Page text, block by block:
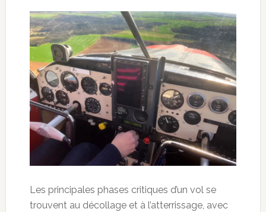
Les principales phases critiques d’un vol se
trouvent au décollage et à l’atterrissage, avec